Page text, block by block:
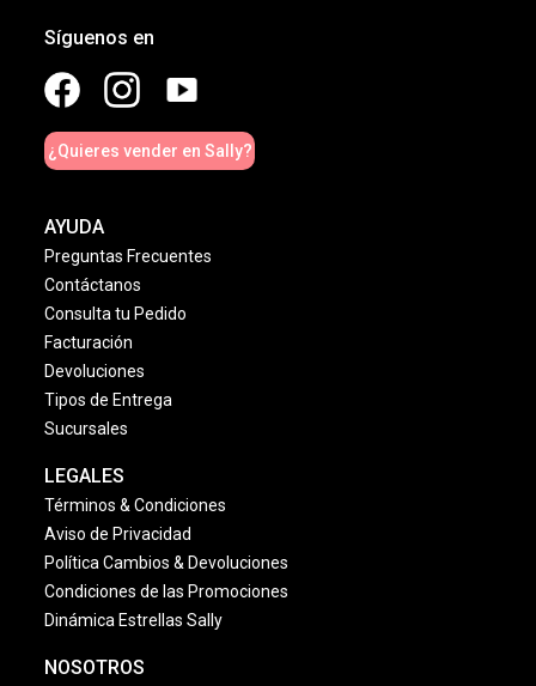
Síguenos en
¿Quieres vender en Sally?
AYUDA
Preguntas Frecuentes
Contáctanos
Consulta tu Pedido
Facturación
Devoluciones
Tipos de Entrega
Sucursales
LEGALES
Términos & Condiciones
Aviso de Privacidad
Política Cambios & Devoluciones
Condiciones de las Promociones
Dinámica Estrellas Sally
NOSOTROS